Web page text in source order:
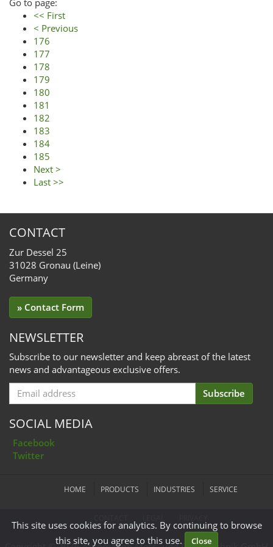
Go to page:
<< First
< Previous
176
177
178
179
180
181
182
183
184
185
Next >
Last >>
CONTACT
Zur Dessel 25
31028 Gronau (Leine)
Germany
» Contact Form
NEWSLETTER
Subscribe to our newsletter and keep abreast of the latest
news and advantageous exclusive offers.
Email
for
Subscribe
SOCIAL MEDIA
Facebook
Twitter
HOME PRODUCTS INDUSTRIES SERVICE
This site uses cookies for analytics. By continuing to browse
this site, you agree to this use.
Close